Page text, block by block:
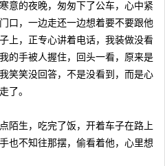
的夜晚，匆匆下了公车，心中紧
口，一边走还一边想着要不要跟他
，正专心讲着电话，我装做没看
的手被人握住，回头一看，原来是
笑笑没回答，不是没看到，而是心
了。
陌生，吃完了饭，开着车子在路上
也不知往那摆，偷看着他，心里想